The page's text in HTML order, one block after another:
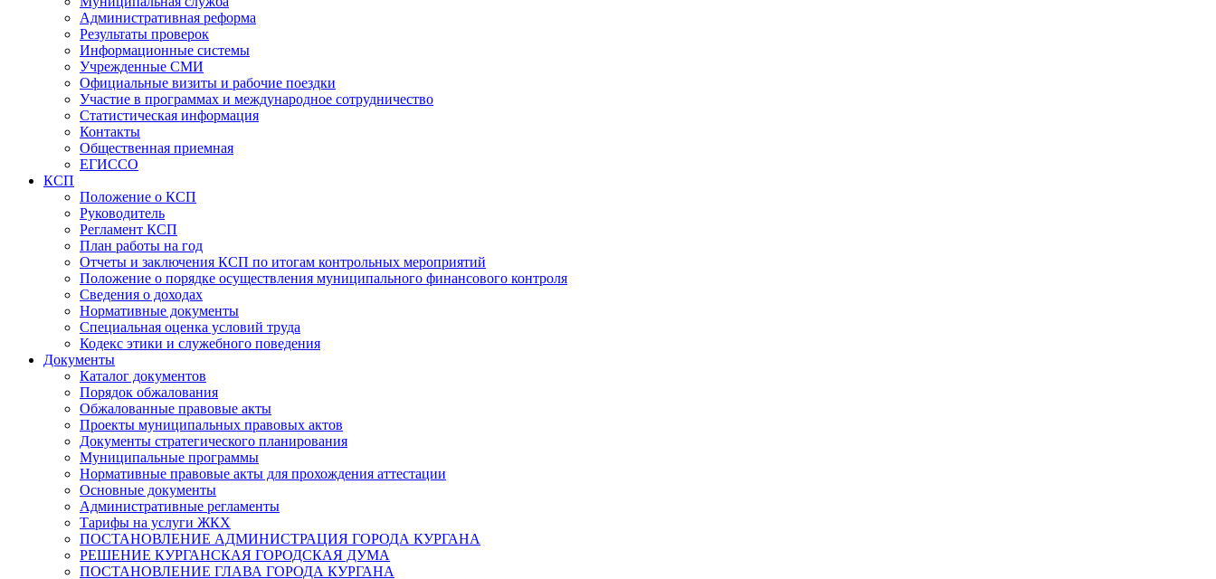
Административная реформа
Результаты проверок
Информационные системы
Учрежденные СМИ
Официальные визиты и рабочие поездки
Участие в программах и международное сотрудничество
Статистическая информация
Контакты
Общественная приемная
ЕГИССО
КСП
Положение о КСП
Руководитель
Регламент КСП
План работы на год
Отчеты и заключения КСП по итогам контрольных мероприятий
Положение о порядке осуществления муниципального финансового контроля
Сведения о доходах
Нормативные документы
Специальная оценка условий труда
Кодекс этики и служебного поведения
Документы
Каталог документов
Порядок обжалования
Обжалованные правовые акты
Проекты муниципальных правовых актов
Документы стратегического планирования
Муниципальные программы
Нормативные правовые акты для прохождения аттестации
Основные документы
Административные регламенты
Тарифы на услуги ЖКХ
ПОСТАНОВЛЕНИЕ АДМИНИСТРАЦИЯ ГОРОДА КУРГАНА
РЕШЕНИЕ КУРГАНСКАЯ ГОРОДСКАЯ ДУМА
ПОСТАНОВЛЕНИЕ ГЛАВА ГОРОДА КУРГАНА